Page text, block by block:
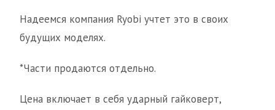
Надеемся компания Ryobi учтет это в своих
будущих моделях.
*Части продаются отдельно.
Цена включает в себя ударный гайковерт,